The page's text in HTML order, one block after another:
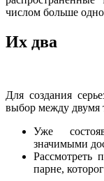
числом больше
Их два
Для создания
выбор между двумя
Уже
значимыми
Рассмотреть
парне,